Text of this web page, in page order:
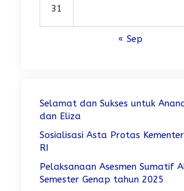
31
« Sep
Selamat dan Sukses untuk
dan Eliza
Sosialisasi Asta Protas
RI
Pelaksanaan Asesmen Sumatif
Semester Genap tahun 2025